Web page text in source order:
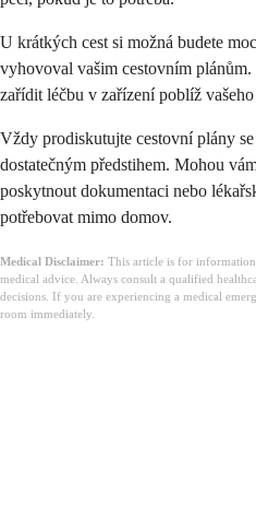
U krátkých cest si možná budete
vyhovoval vašim cestovním
zařídit léčbu v zařízení poblíž
Vždy prodiskutujte cestovní plány
dostatečným předstihem. Mohou
poskytnout dokumentaci nebo
potřebovat mimo domov.
Medical Disclaimer: This article is for
medical advice. Always consult a qualified
decisions. If you are experiencing a medical
room immediately.